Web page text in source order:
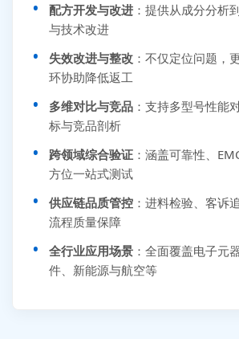
配方开发与改进 ：提供从成分分析
与技术改进
失效改进与整改 ：不仅定位问题，
环协助降低返工
多维对比与竞品 ：支持多型号性能
标与竞品剖析
跨领域综合验证 ：涵盖可靠性、
方位一站式测试
供应链品质管控 ：进料检验、客诉
流程质量保障
全行业应用场景 ：全面覆盖电子元
件、新能源与航空等